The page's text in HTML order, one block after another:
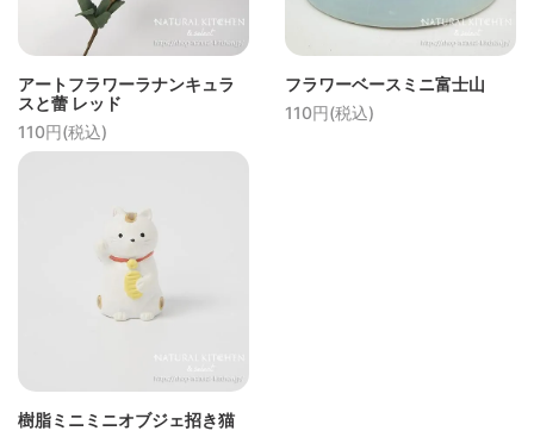
アートフラワーラナンキュラ
スと蕾 レッド
110円(税込)
フラワーベースミニ富士山
110円(税込)
樹脂ミニミニオブジェ招き猫